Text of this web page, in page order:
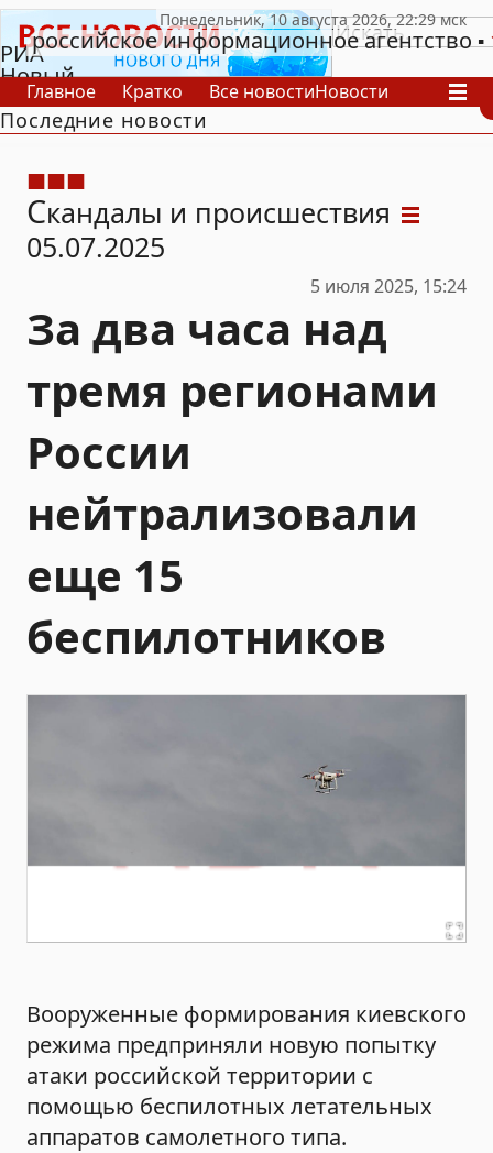
РИА
Новый
День
российское информационное агентство
Главное Кратко Все новостиНовости
В России
В мире
Последние новости
Скандалы и происшествия
05.07.2025
5 июля 2025, 15:24
За два часа над
тремя регионами
России
нейтрализовали
еще 15
беспилотников
Вооруженные формирования киевского
режима предприняли новую попытку
атаки российской территории с
помощью беспилотных летательных
аппаратов самолетного типа.